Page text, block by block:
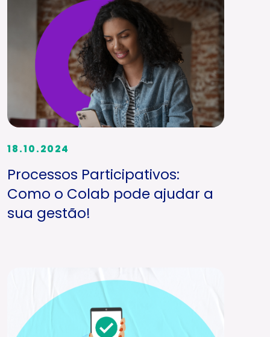
18.10.2024
Processos Participativos:
Como o Colab pode ajudar a
sua gestão!